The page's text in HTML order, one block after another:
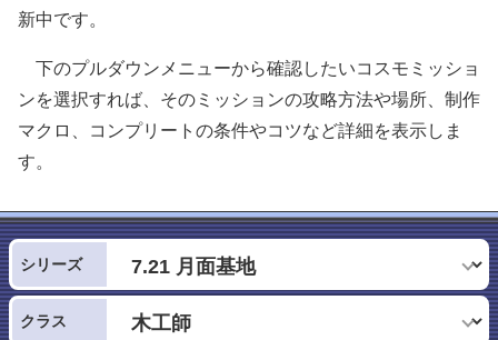
新中です。
下のプルダウンメニューから確認したいコスモミッショ
ンを選択すれば、そのミッションの攻略方法や場所、制作
マクロ、コンプリートの条件やコツなど詳細を表示しま
す。
シリーズ
クラス